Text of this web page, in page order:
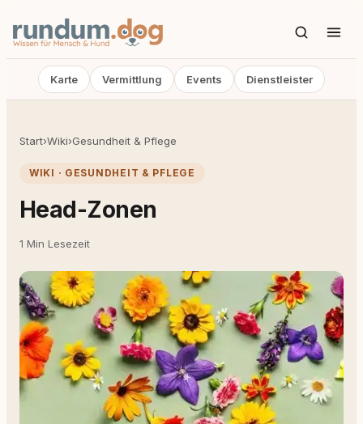
Karte Vermittlung Events Dienstleister
Start›Wiki›Gesundheit & Pflege
WIKI · GESUNDHEIT & PFLEGE
Head-Zonen
1 Min Lesezeit